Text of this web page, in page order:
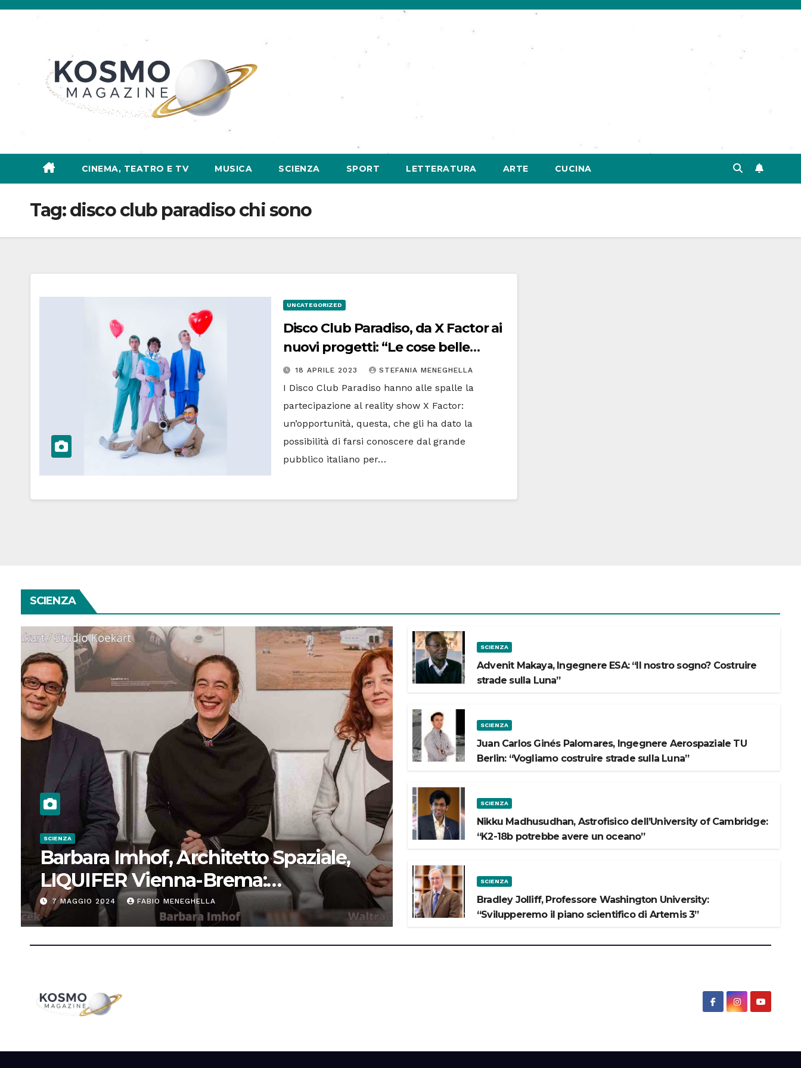
Salta
CINEMA, TEATRO E TV MUSICA SCIENZA SPORT LETTERATURA ARTE CUCINA
Tag:disco club paradiso chi sono
UNCATEGORIZED
Disco Club Paradiso, da X Factor ai
nuovi progetti: “Le cose belle
nascono per caso”
18 APRILE 2023 STEFANIA MENEGHELLA
I Disco Club Paradiso hanno alle spalle la
partecipazione al reality show X Factor:
un’opportunità, questa, che gli ha dato la
possibilità di farsi conoscere dal grande
pubblico italiano per…
SCIENZA
SCIENZA
Barbara Imhof, Architetto Spaziale,
LIQUIFER Vienna-Brema:
“Progettiamo habitat per lo Spazio”
7 MAGGIO 2024 FABIO MENEGHELLA
SCIENZA
Advenit Makaya, Ingegnere ESA: “Il nostro sogno? Costruire
strade sulla Luna”
SCIENZA
Juan Carlos Ginés Palomares, Ingegnere Aerospaziale TU
Berlin: “Vogliamo costruire strade sulla Luna”
SCIENZA
Nikku Madhusudhan, Astrofisico dell’University of Cambridge:
“K2-18b potrebbe avere un oceano”
SCIENZA
Bradley Jolliff, Professore Washington University:
“Svilupperemo il piano scientifico di Artemis 3”